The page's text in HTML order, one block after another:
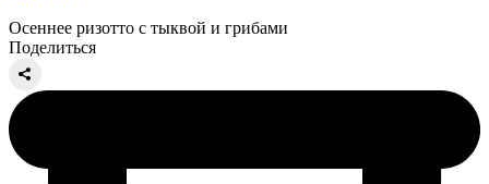
Осеннее ризотто с тыквой и грибами
Поделиться